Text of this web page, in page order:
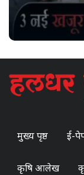
मुख्य पृष्ठ ई-
कृषि आलेख